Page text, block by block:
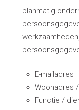
planmatig
E-mailadres
Woonadres
Functie /